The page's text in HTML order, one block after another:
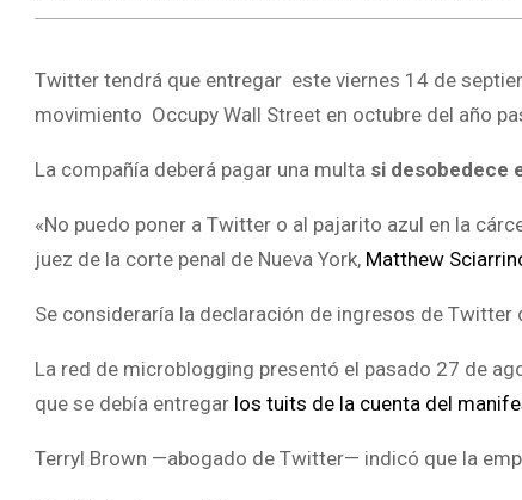
Twitter tendrá que entregar este viernes 14 de
movimiento Occupy Wall Street en octubre del año
La compañía deberá pagar una multa si desobedece
«No puedo poner a Twitter o al pajarito azul en la
juez de la corte penal de Nueva York, Matthew
Se consideraría la declaración de ingresos de
La red de microblogging presentó el pasado 27 de
que se debía entregar los tuits de la cuenta del
Terryl Brown —abogado de Twitter— indicó que la